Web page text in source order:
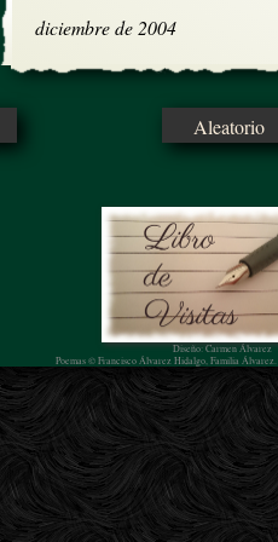
diciembre de 2004
Aleatorio
Diseño: Carmen Álvarez
Poemas © Francisco Álvarez Hidalgo, Familia Álvarez.